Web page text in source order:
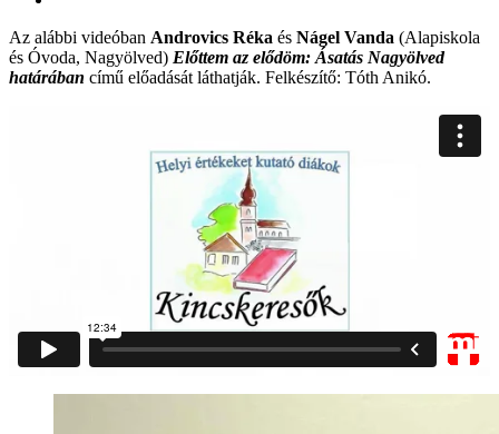
Az alábbi videóban Androvics Réka és Nágel Vanda (Alapiskola
és Óvoda, Nagyölved) Előttem az elődöm: Ásatás Nagyölved
határában című előadását láthatják. Felkészítő: Tóth Anikó.